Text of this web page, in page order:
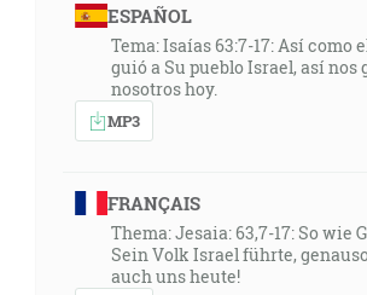
ESPAÑOL
Tema: Isaías 63:7-17: Así como
guió a Su pueblo Israel, así nos
nosotros hoy.
MP3
FRANÇAIS
Thema: Jesaia: 63,7-17: So wie
Sein Volk Israel führte,
auch uns heute!